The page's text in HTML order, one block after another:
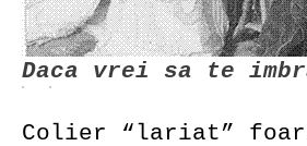
Daca vrei sa te
Colier “lariat”